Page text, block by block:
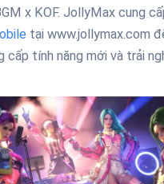
x KOF. JollyMax cung
tại www.jollymax.com
cấp tính năng mới và trải